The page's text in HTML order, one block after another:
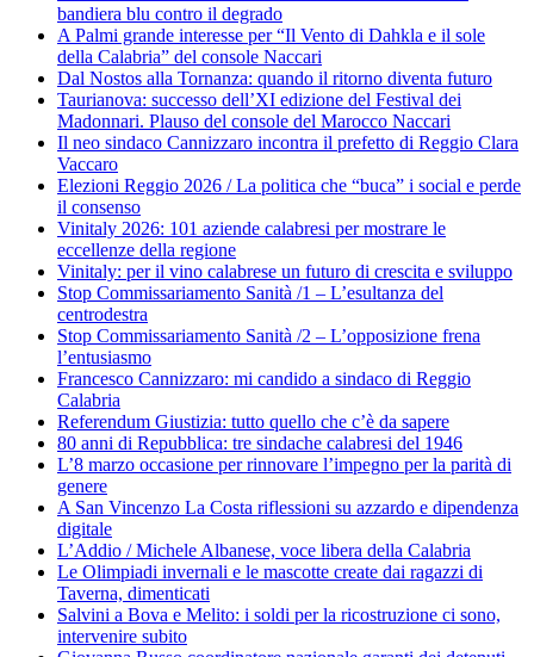
bandiera blu contro il degrado
A Palmi grande interesse per “Il Vento di Dahkla e il sole
della Calabria” del console Naccari
Dal Nostos alla Tornanza: quando il ritorno diventa futuro
Taurianova: successo dell’XI edizione del Festival dei
Madonnari. Plauso del console del Marocco Naccari
Il neo sindaco Cannizzaro incontra il prefetto di Reggio Clara
Vaccaro
Elezioni Reggio 2026 / La politica che “buca” i social e perde
il consenso
Vinitaly 2026: 101 aziende calabresi per mostrare le
eccellenze della regione
Vinitaly: per il vino calabrese un futuro di crescita e sviluppo
Stop Commissariamento Sanità /1 – L’esultanza del
centrodestra
Stop Commissariamento Sanità /2 – L’opposizione frena
l’entusiasmo
Francesco Cannizzaro: mi candido a sindaco di Reggio
Calabria
Referendum Giustizia: tutto quello che c’è da sapere
80 anni di Repubblica: tre sindache calabresi del 1946
L’8 marzo occasione per rinnovare l’impegno per la parità di
genere
A San Vincenzo La Costa riflessioni su azzardo e dipendenza
digitale
L’Addio / Michele Albanese, voce libera della Calabria
Le Olimpiadi invernali e le mascotte create dai ragazzi di
Taverna, dimenticati
Salvini a Bova e Melito: i soldi per la ricostruzione ci sono,
intervenire subito